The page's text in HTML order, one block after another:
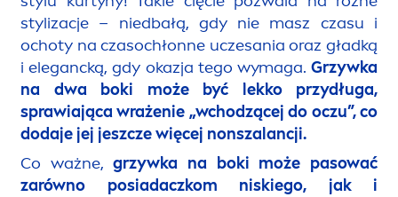
stylizacje – niedbałą, gdy nie masz czasu i
ochoty na czasochłonne uczesania oraz gładką
i elegancką, gdy okazja tego wymaga. Grzywka
na dwa boki może być lekko przydługa,
sprawiająca wrażenie „wchodzącej do oczu”, co
dodaje jej jeszcze więcej nonszalancji.
Co ważne,grzywka na boki może pasować
zarówno posiadaczkom niskiego, jak i